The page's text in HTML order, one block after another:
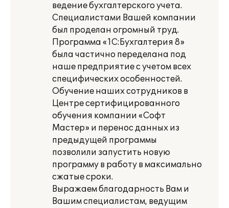
ведение бухгалтерского учета.
Специалистами Вашей компании
был проделан огромный труд.
Программа «1С:Бухгалтерия 8»
была частично переделана под
наше предприятие с учетом всех
специфических особенностей.
Обучение наших сотрудников в
Центре сертифицированного
обучения компании «Софт
Мастер» и перенос данных из
предыдущей программы
позволили запустить новую
программу в работу в максимально
сжатые сроки.
Выражаем благодарность Вам и
Вашим специалистам, ведущим